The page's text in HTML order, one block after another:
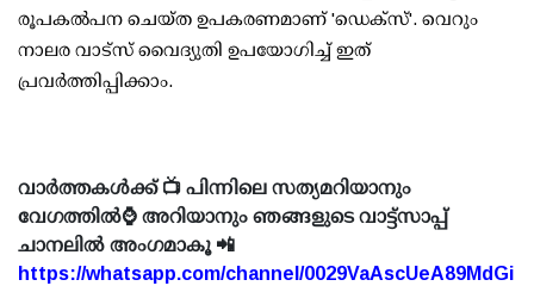
രൂപകല്‍പന ചെയ്ത ഉപകരണമാണ് 'ഡെക്സ്'. വെറും
നാലര വാട്സ് വൈദ്യുതി ഉപയോഗിച്ച് ഇത്
പ്രവര്‍ത്തിപ്പിക്കാം.
വാർത്തകൾക്ക് 📺 പിന്നിലെ സത്യമറിയാനും
വേഗത്തിൽ⌚ അറിയാനും ഞങ്ങളുടെ വാട്ട്സാപ്പ്
ചാനലിൽ അംഗമാകൂ 📲
https://whatsapp.com/channel/0029VaAscUeA89MdGi